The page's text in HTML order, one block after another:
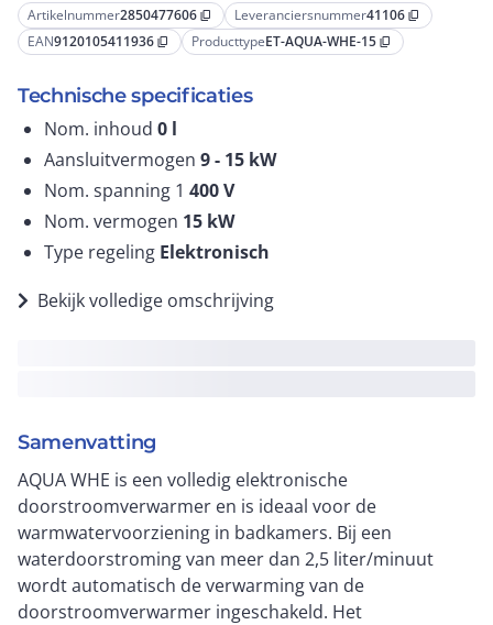
Artikelnummer2850477606 content_copy Leveranciersnummer41106 content_copy
EAN9120105411936 content_copy ProducttypeET-AQUA-WHE-15 content_copy
Technische specificaties
Nom. inhoud 0 l
Aansluitvermogen 9 - 15 kW
Nom. spanning 1 400V
Nom. vermogen 15 kW
Type regeling Elektronisch
Bekijk volledige omschrijving
Samenvatting
AQUA WHE is een volledig elektronische
doorstroomverwarmer en is ideaal voor de
warmwatervoorziening in badkamers. Bij een
waterdoorstroming van meer dan 2,5 liter/minuut
wordt automatisch de verwarming van de
doorstroomverwarmer ingeschakeld. Het